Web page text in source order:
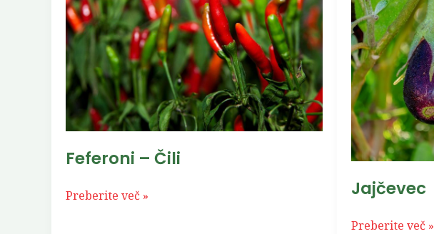
Feferoni – Čili
–
Čili
Preberite več » Jajčevec
Preberite več »